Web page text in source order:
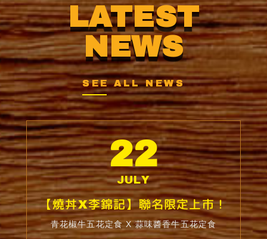
LATEST
NEWS
SEE ALL NEWS
22
JULY
【燒丼X李錦記】聯名限定上市！
青花椒牛五花定食 X 蒜味醬香牛五花定食